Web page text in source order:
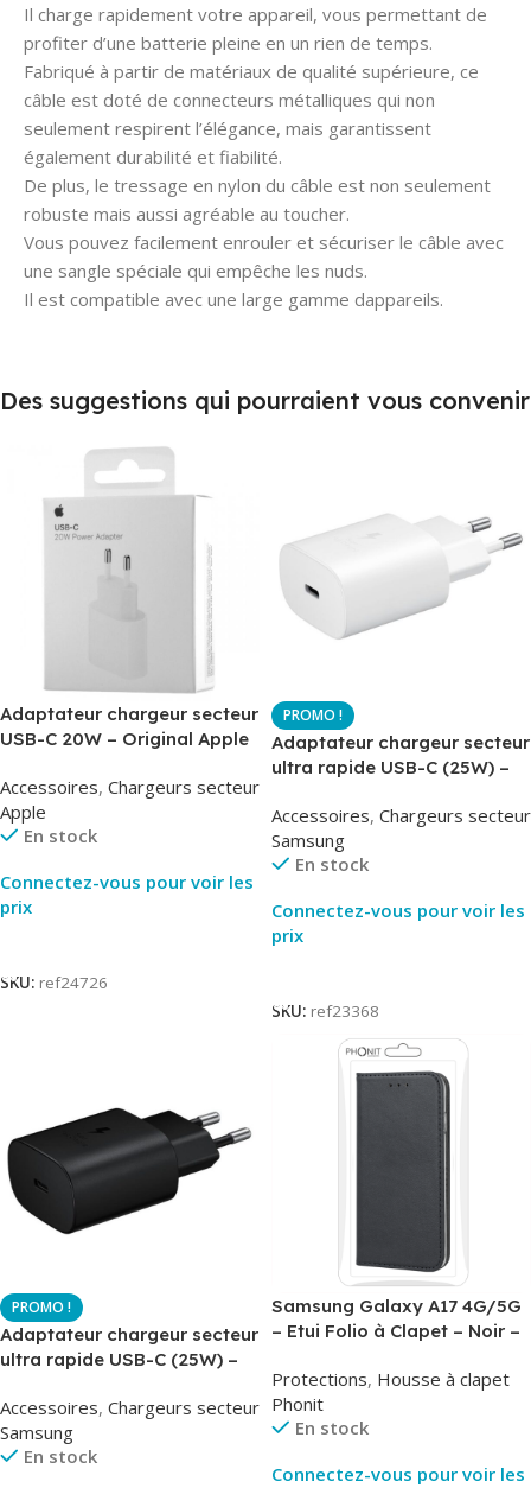
Il charge rapidement votre appareil, vous permettant de
profiter d’une batterie pleine en un rien de temps.
Fabriqué à partir de matériaux de qualité supérieure, ce
câble est doté de connecteurs métalliques qui non
seulement respirent l’élégance, mais garantissent
également durabilité et fiabilité.
De plus, le tressage en nylon du câble est non seulement
robuste mais aussi agréable au toucher.
Vous pouvez facilement enrouler et sécuriser le câble avec
une sangle spéciale qui empêche les nuds.
Il est compatible avec une large gamme dappareils.
Des suggestions qui pourraient vous convenir
Adaptateur chargeur secteur
USB-C 20W – Original Apple
Original
Accessoires, Chargeurs secteur
Apple
En stock
Connectez-vous pour voir les
prix
SKU: ref24726
Adaptateur chargeur secteur
ultra rapide USB-C (25W) –
EP-TA800
Accessoires, Chargeurs secteur
Samsung
En stock
Connectez-vous pour voir les
prix
SKU: ref23368
Adaptateur chargeur secteur
ultra rapide USB-C (25W) –
TA800
Accessoires, Chargeurs secteur
Samsung
En stock
Samsung Galaxy A17 4G/5G
– Etui Folio à Clapet – Noir –
Protections, Housse à clapet
Phonit
En stock
Connectez-vous pour voir les